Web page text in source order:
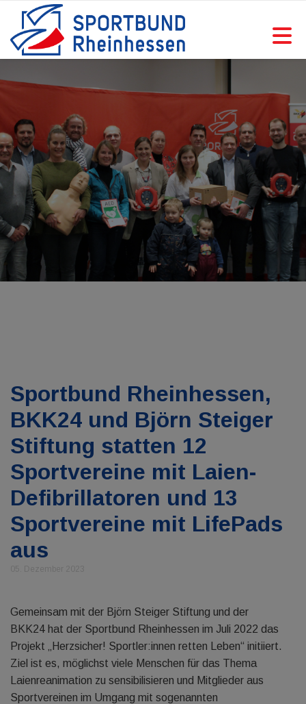
Sportbund Rheinhessen,
BKK24 und Björn Steiger
Stiftung statten 12
Sportvereine mit Laien-
Defibrillatoren und 13
Sportvereine mit LifePads
aus
Gemeinsam mit der Björn Steiger Stiftung und der
BKK24 hat der Sportbund Rheinhessen im Juli 2022 das
Projekt „Herzsicher! Sportler:innen retten Leben“ initiiert.
Ziel ist es, möglichst viele Menschen für das Thema
Laienreanimation zu sensibilisieren und Mitglieder aus
Sportvereinen im Umgang mit sogenannten